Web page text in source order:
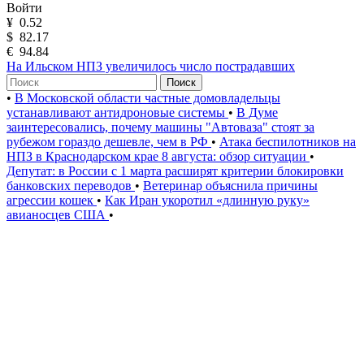
Войти
¥ 0.52
$ 82.17
€ 94.84
На Ильском НПЗ увеличилось число пострадавших
Поиск
• В Московской области частные домовладельцы
устанавливают антидроновые системы • В Думе
заинтересовались, почему машины "Автоваза" стоят за
рубежом гораздо дешевле, чем в РФ • Атака беспилотников на
НПЗ в Краснодарском крае 8 августа: обзор ситуации •
Депутат: в России с 1 марта расширят критерии блокировки
банковских переводов • Ветеринар объяснила причины
агрессии кошек • Как Иран укоротил «длинную руку»
авианосцев США •